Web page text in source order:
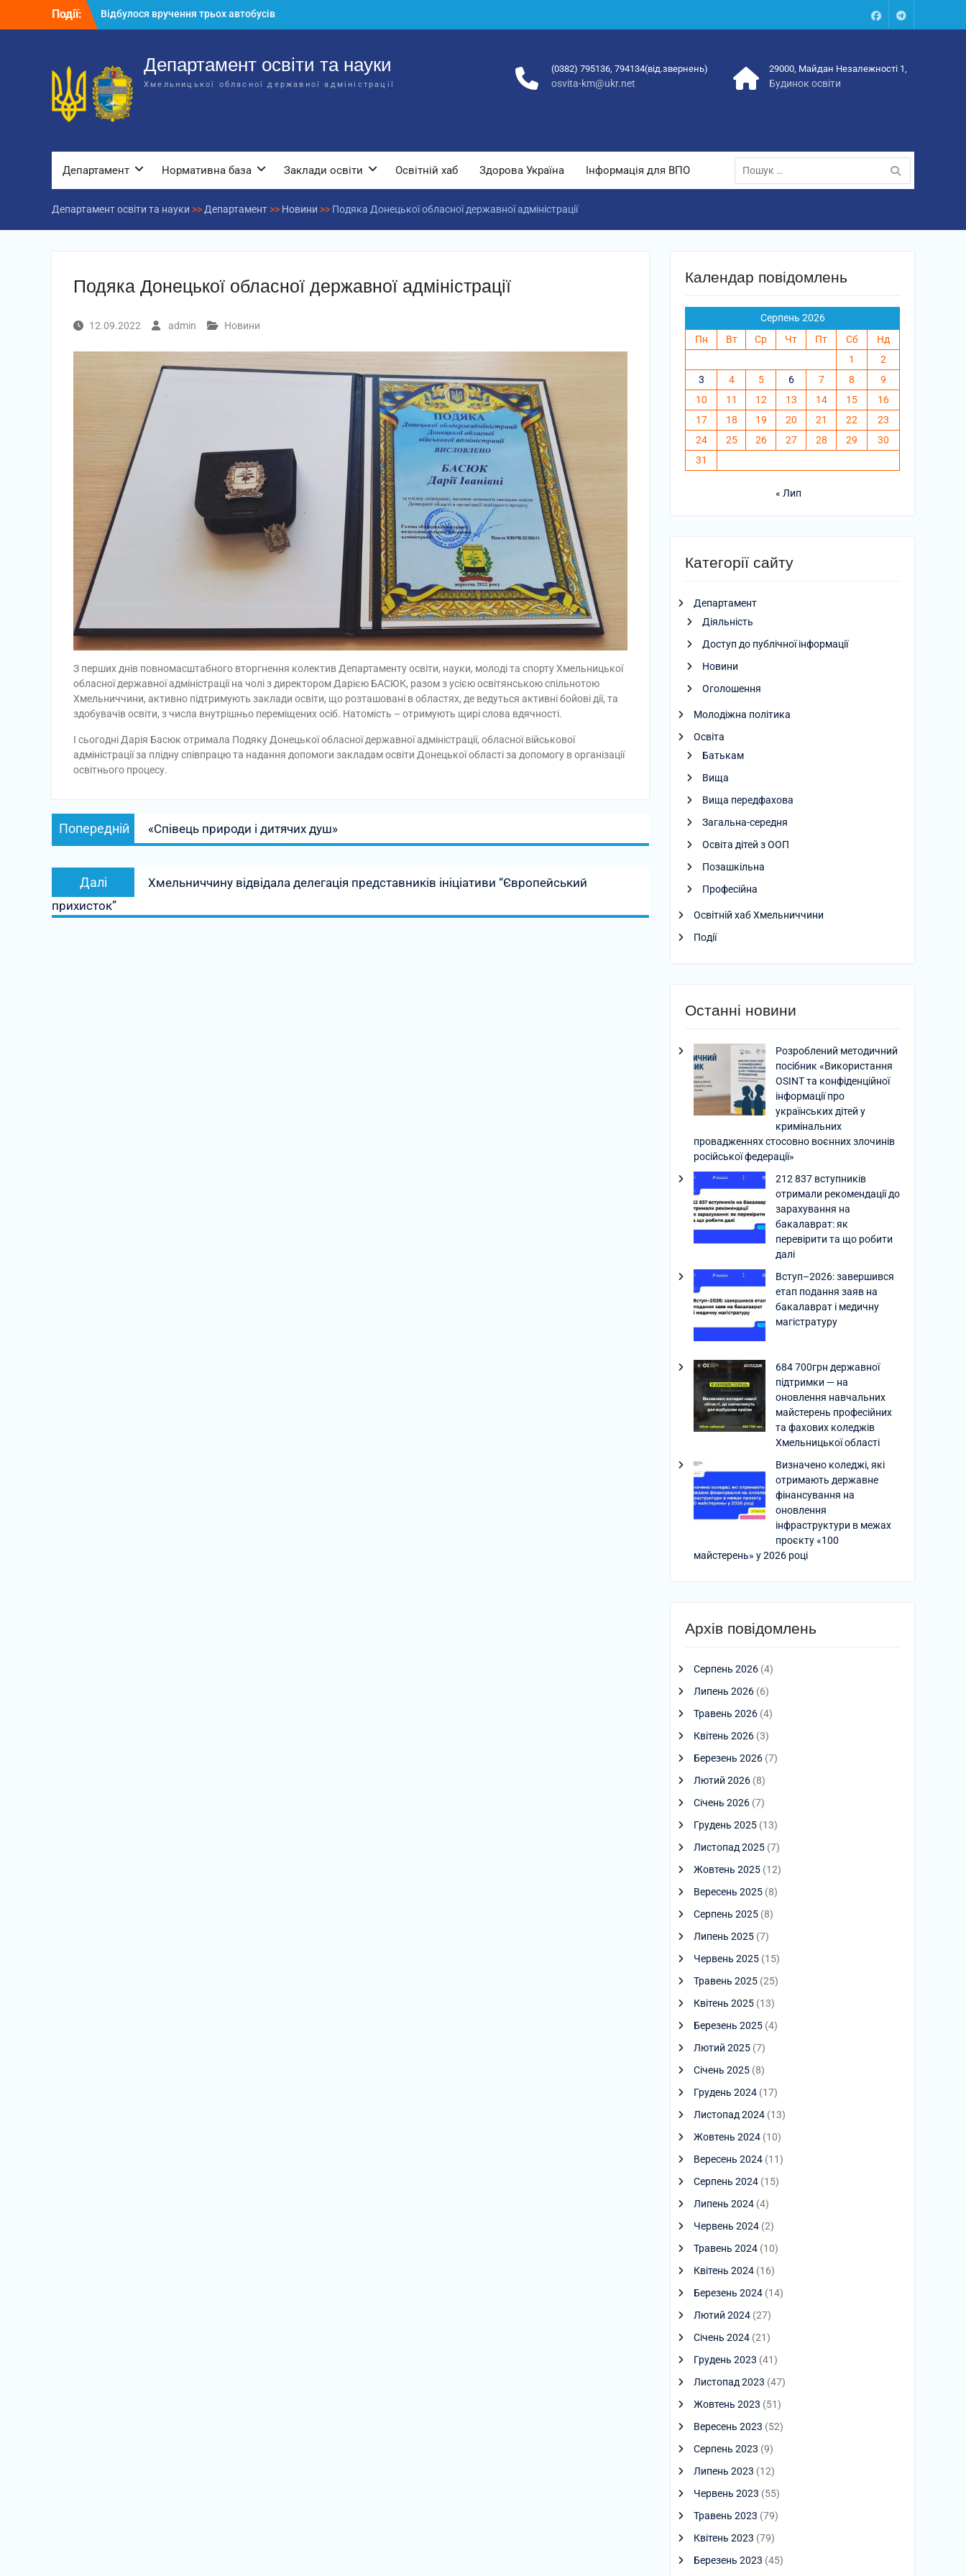
Події:
Відбулося вручення трьох автобусів
для потреб закладів освіти
Департаменту освіти та науки обласної
державної адміністрації
Відбулась обласна нарада для
відповідальних за національно-
патріотичне виховання
FacebookTalegram
Департамент освіти та науки
Хмельницької обласної державної адміністрації
(0382) 795136, 794134(від.звернень)
osvita-km@ukr.net
29000, Майдан Незалежності 1,
Будинок освіти
Департамент Нормативна база Заклади освіти Освітній хаб Здорова Україна Інформація для ВПО
Пошук:
Департамент освіти та науки >> Департамент >> Новини >> Подяка Донецької обласної державної адміністрації
Подяка Донецької обласної державної адміністрації
12.09.2022 admin Новини
З перших днів повномасштабного вторгнення колектив Департаменту освіти, науки, молоді та спорту Хмельницької
обласної державної адміністрації на чолі з директором Дарією БАСЮК, разом з усією освітянською спільнотою
Хмельниччини, активно підтримують заклади освіти, що розташовані в областях, де ведуться активні бойові дії, та
здобувачів освіти, з числа внутрішньо переміщених осіб. Натомість – отримують щирі слова вдячності.
І сьогодні Дарія Басюк отримала Подяку Донецької обласної державної адміністрації, обласної військової
адміністрації за плідну співпрацю та надання допомоги закладам освіти Донецької області за допомогу в організації
освітнього процесу.
Навігація
записів
Попередній
Попередній
запис:
«Співець природи і дитячих душ»
Далі
запис:
Хмельниччину відвідала делегація представників ініціативи “Європейський
прихисток”
Календар повідомлень
Серпень 2026
Пн
Вт Ср Чт Пт Сб
Нд
1
2
3
4 5 6 7 8
9
10
11 12 13 14 15
16
17
18 19 20 21 22
23
24
25 26 27 28 29
30
31
« Лип
Категорії сайту
Департамент
Діяльність
Доступ до публічної інформації
Новини
Оголошення
Молодіжна політика
Освіта
Батькам
Вища
Вища передфахова
Загальна-середня
Освіта дітей з ООП
Позашкільна
Професійна
Освітній хаб Хмельниччини
Події
Останні новини
Розроблений методичний
посібник «Використання
OSINT та конфіденційної
інформації про
українських дітей у
кримінальних
провадженнях стосовно воєнних злочинів
російської федерації»
212 837 вступників
отримали рекомендації до
зарахування на
бакалаврат: як
перевірити та що робити
далі
Вступ–2026: завершився
етап подання заяв на
бакалаврат і медичну
магістратуру
684 700грн державної
підтримки — на
оновлення навчальних
майстерень професійних
та фахових коледжів
Хмельницької області
Визначено коледжі, які
отримають державне
фінансування на
оновлення
інфраструктури в межах
проєкту «100
майстерень» у 2026 році
Архів повідомлень
Серпень 2026 (4)
Липень 2026 (6)
Травень 2026 (4)
Квітень 2026 (3)
Березень 2026 (7)
Лютий 2026 (8)
Січень 2026 (7)
Грудень 2025 (13)
Листопад 2025 (7)
Жовтень 2025 (12)
Вересень 2025 (8)
Серпень 2025 (8)
Липень 2025 (7)
Червень 2025 (15)
Травень 2025 (25)
Квітень 2025 (13)
Березень 2025 (4)
Лютий 2025 (7)
Січень 2025 (8)
Грудень 2024 (17)
Листопад 2024 (13)
Жовтень 2024 (10)
Вересень 2024 (11)
Серпень 2024 (15)
Липень 2024 (4)
Червень 2024 (2)
Травень 2024 (10)
Квітень 2024 (16)
Березень 2024 (14)
Лютий 2024 (27)
Січень 2024 (21)
Грудень 2023 (41)
Листопад 2023 (47)
Жовтень 2023 (51)
Вересень 2023 (52)
Серпень 2023 (9)
Липень 2023 (12)
Червень 2023 (55)
Травень 2023 (79)
Квітень 2023 (79)
Березень 2023 (45)